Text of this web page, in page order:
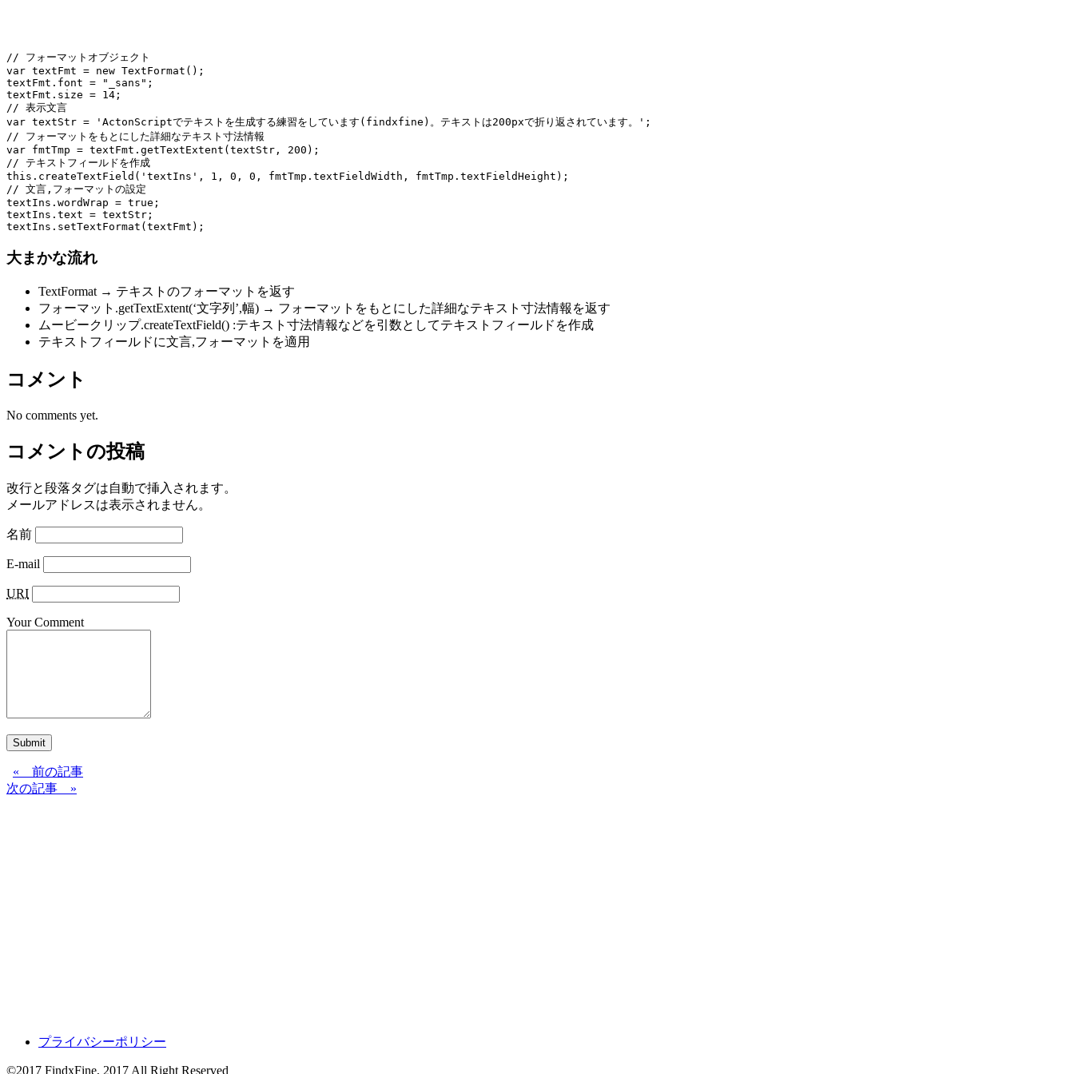
// フォーマットオブジェクト
var textFmt = new TextFormat();
textFmt.font = "_sans";
textFmt.size = 14;
// 表示文言
var textStr = 'ActonScriptでテキストを生成する練習をしています(findxfine)。テキストは200pxで折り返されています。';
// フォーマットをもとにした詳細なテキスト寸法情報
var fmtTmp = textFmt.getTextExtent(textStr, 200);
// テキストフィールドを作成
this.createTextField('textIns', 1, 0, 0, fmtTmp.textFieldWidth, fmtTmp.textFieldHeight);
// 文言,フォーマットの設定
textIns.wordWrap = true;
textIns.text = textStr;
textIns.setTextFormat(textFmt);
大まかな流れ
TextFormat → テキストのフォーマットを返す
フォーマット.getTextExtent(‘文字列’,幅) → フォーマットをもとにした詳細なテキスト寸法情報を返す
ムービークリップ.createTextField() :テキスト寸法情報などを引数としてテキストフィールドを作成
テキストフィールドに文言,フォーマットを適用
コメント
No comments yet.
コメントの投稿
改行と段落タグは自動で挿入されます。
メールアドレスは表示されません。
名前
E-mail
URI
Your Comment
Submit
« 前の記事
次の記事 »
プライバシーポリシー
©2017 FindxFine, 2017 All Right Reserved